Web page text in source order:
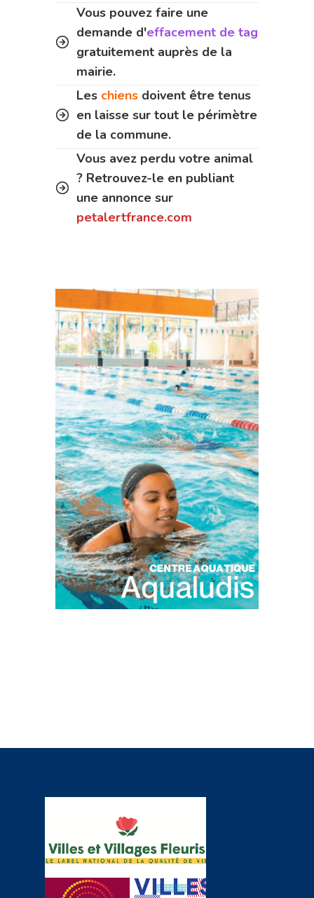
Vous pouvez faire une
demande d'effacement de tag
gratuitement auprès de la
mairie.
Les chiens doivent être tenus
en laisse sur tout le périmètre
de la commune.
Vous avez perdu votre animal
? Retrouvez-le en publiant
une annonce sur
petalertfrance.com